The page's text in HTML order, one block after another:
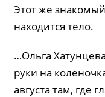
Этот же
находится тело.
…Ольга
руки на
августа там, где